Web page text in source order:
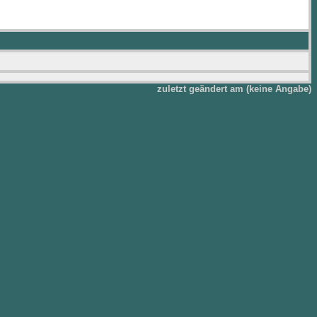
zuletzt geändert am (keine Angabe)